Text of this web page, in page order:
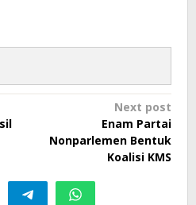
Next post
Enam Partai
Nonparlemen Bentuk
Koalisi KMS